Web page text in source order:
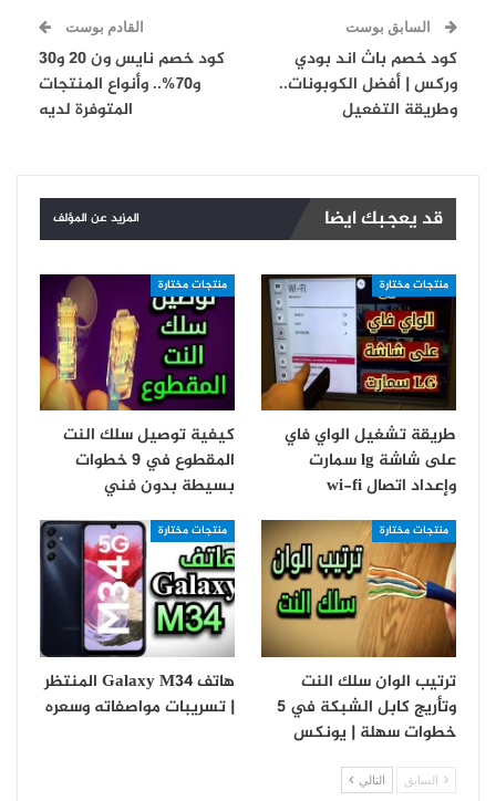
السابق بوست
كود خصم باث اند بودي
وركس | أفضل الكوبونات..
وطريقة التفعيل
القادم بوست
كود خصم نايس ون 20 و30
و70%.. وأنواع المنتجات
المتوفرة لديه
قد يعجبك ايضا المزيد عن المؤلف
منتجات مختارة
طريقة تشغيل الواي فاي
على شاشة lg سمارت
و‏إعداد اتصال wi-fi
منتجات مختارة
كيفية توصيل سلك النت
المقطوع في 9 خطوات
بسيطة بدون فني
منتجات مختارة
ترتيب الوان سلك النت
وتأريج كابل الشبكة في 5
خطوات سهلة | يونكس
منتجات مختارة
هاتف Galaxy M34 المنتظر
| تسريبات مواصفاته وسعره
السابق التالي